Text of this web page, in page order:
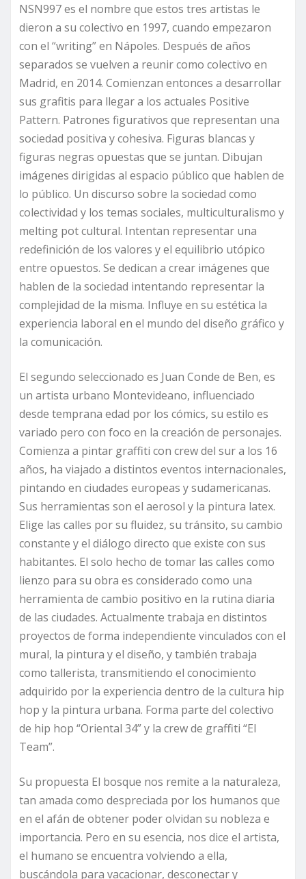
NSN997 es el nombre que estos tres artistas le
dieron a su colectivo en 1997, cuando empezaron
con el “writing” en Nápoles. Después de años
separados se vuelven a reunir como colectivo en
Madrid, en 2014. Comienzan entonces a desarrollar
sus grafitis para llegar a los actuales Positive
Pattern. Patrones figurativos que representan una
sociedad positiva y cohesiva. Figuras blancas y
figuras negras opuestas que se juntan. Dibujan
imágenes dirigidas al espacio público que hablen de
lo público. Un discurso sobre la sociedad como
colectividad y los temas sociales, multiculturalismo y
melting pot cultural. Intentan representar una
redefinición de los valores y el equilibrio utópico
entre opuestos. Se dedican a crear imágenes que
hablen de la sociedad intentando representar la
complejidad de la misma. Influye en su estética la
experiencia laboral en el mundo del diseño gráfico y
la comunicación.
El segundo seleccionado es Juan Conde de Ben, es
un artista urbano Montevideano, influenciado
desde temprana edad por los cómics, su estilo es
variado pero con foco en la creación de personajes.
Comienza a pintar graffiti con crew del sur a los 16
años, ha viajado a distintos eventos internacionales,
pintando en ciudades europeas y sudamericanas.
Sus herramientas son el aerosol y la pintura latex.
Elige las calles por su fluidez, su tránsito, su cambio
constante y el diálogo directo que existe con sus
habitantes. El solo hecho de tomar las calles como
lienzo para su obra es considerado como una
herramienta de cambio positivo en la rutina diaria
de las ciudades. Actualmente trabaja en distintos
proyectos de forma independiente vinculados con el
mural, la pintura y el diseño, y también trabaja
como tallerista, transmitiendo el conocimiento
adquirido por la experiencia dentro de la cultura hip
hop y la pintura urbana. Forma parte del colectivo
de hip hop “Oriental 34” y la crew de graffiti “El
Team”.
Su propuesta El bosque nos remite a la naturaleza,
tan amada como despreciada por los humanos que
en el afán de obtener poder olvidan su nobleza e
importancia. Pero en su esencia, nos dice el artista,
el humano se encuentra volviendo a ella,
buscándola para vacacionar, desconectar y